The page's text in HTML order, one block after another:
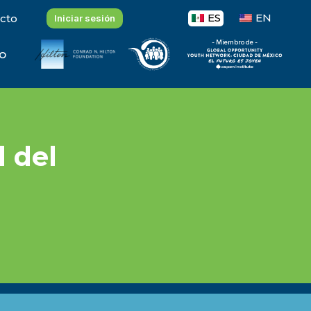
Iniciar sesión ES EN
- Miembro de -
del